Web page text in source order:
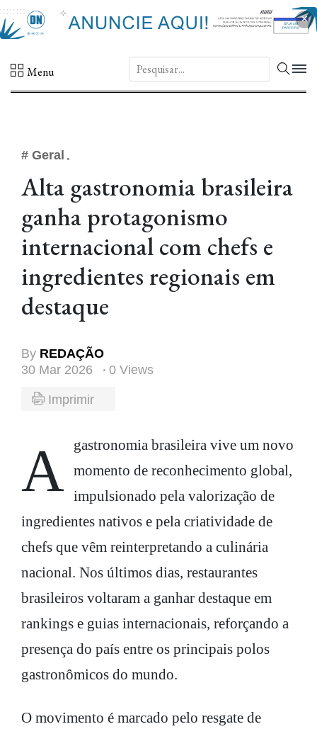
×
Menu DN.
# Geral
Alta gastronomia brasileira
ganha protagonismo
internacional com chefs e
ingredientes regionais em
destaque
By REDAÇÃO
30 Mar 2026
0 Views
Imprimir
A gastronomia brasileira vive um novo momento de reconhecimento global,
impulsionado pela valorização de
ingredientes nativos e pela criatividade de
chefs que vêm reinterpretando a culinária
nacional. Nos últimos dias, restaurantes
brasileiros voltaram a ganhar destaque em
rankings e guias internacionais, reforçando a
presença do país entre os principais polos
gastronômicos do mundo.
O movimento é marcado pelo resgate de